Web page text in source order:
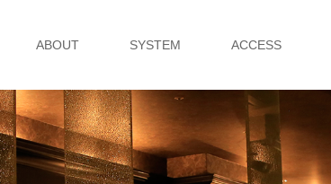
ABOUT SYSTEM ACCESS